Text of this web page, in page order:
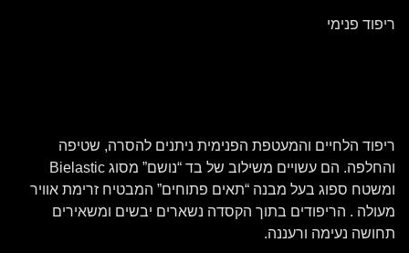
ריפוד פנימי
ריפוד הלחיים והמעטפת הפנימית ניתנים להסרה, שטיפה
והחלפה. הם עשויים משילוב של בד “נושם” מסוג Bielastic
ומשטח ספוג בעל מבנה “תאים פתוחים” המבטיח זרימת אוויר
מעולה . הריפודים בתוך הקסדה נשארים יבשים ומשאירים
תחושה נעימה ורעננה.